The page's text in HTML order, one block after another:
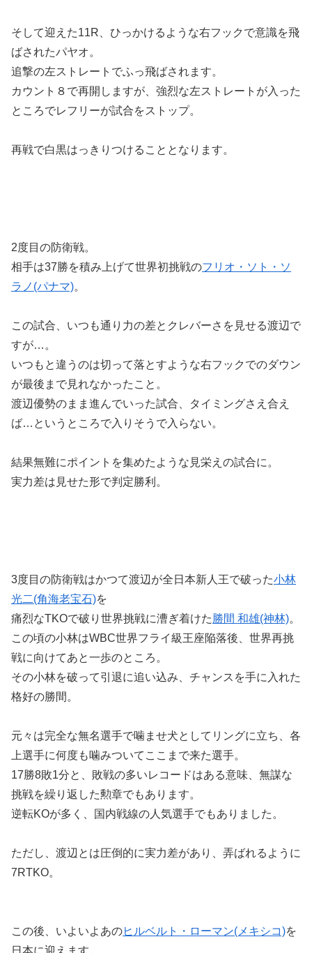
そして迎えた11R、ひっかけるような右フックで意識を飛
ばされたパヤオ。
追撃の左ストレートでふっ飛ばされます。
カウント８で再開しますが、強烈な左ストレートが入った
ところでレフリーが試合をストップ。
再戦で白黒はっきりつけることとなります。
2度目の防衛戦。
相手は37勝を積み上げて世界初挑戦のフリオ・ソト・ソ
ラノ(パナマ)。
この試合、いつも通り力の差とクレバーさを見せる渡辺で
すが…。
いつもと違うのは切って落とすような右フックでのダウン
が最後まで見れなかったこと。
渡辺優勢のまま進んでいった試合、タイミングさえ合え
ば…というところで入りそうで入らない。
結果無難にポイントを集めたような見栄えの試合に。
実力差は見せた形で判定勝利。
3度目の防衛戦はかつて渡辺が全日本新人王で破った小林
光二(角海老宝石)を
痛烈なTKOで破り世界挑戦に漕ぎ着けた勝間 和雄(神林)。
この頃の小林はWBC世界フライ級王座陥落後、世界再挑
戦に向けてあと一歩のところ。
その小林を破って引退に追い込み、チャンスを手に入れた
格好の勝間。
元々は完全な無名選手で噛ませ犬としてリングに立ち、各
上選手に何度も噛みついてここまで来た選手。
17勝8敗1分と、敗戦の多いレコードはある意味、無謀な
挑戦を繰り返した勲章でもあります。
逆転KOが多く、国内戦線の人気選手でもありました。
ただし、渡辺とは圧倒的に実力差があり、弄ばれるように
7RTKO。
この後、いよいよあのヒルベルト・ローマン(メキシコ)を
日本に迎えます。